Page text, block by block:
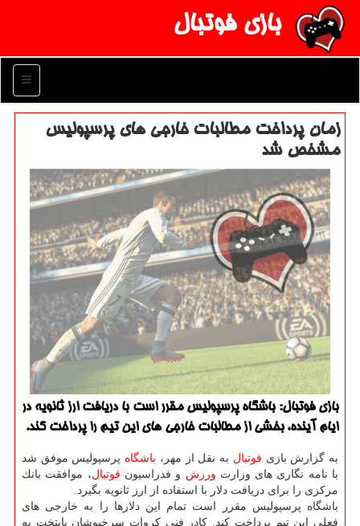
بازی فوتبال
منو
زمان پرداخت مطالبات خارجی های پرسپولیس
مشخص شد
بازی فوتبال: باشگاه پرسپولیس مقرر است با دریافت ارز ثانویه در
ایام آینده، بخشی از مطالبات خارجی های این تیم را پرداخت كند.
به گزارش بازی فوتبال به نقل از مهر، باشگاه پرسپولیس موفق شد
با نامه نگاری های وزارت ورزش و فدراسیون فوتبال، موافقت بانك
مركزی را برای دریافت دلار با استفاده از ارز ثانویه بگیرد.
باشگاه پرسپولیس مقرر است تمام این دلارها را به خارجی های
فعلی این تیم پرداخت كند. كادر فنی كروات سرخپوشان پایتخت به